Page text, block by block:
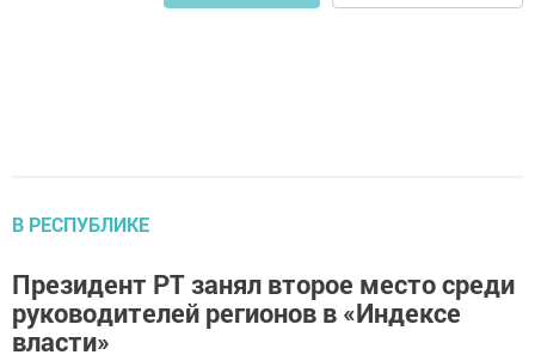
В РЕСПУБЛИКЕ
Президент РТ занял второе место среди
руководителей регионов в «Индексе
власти»